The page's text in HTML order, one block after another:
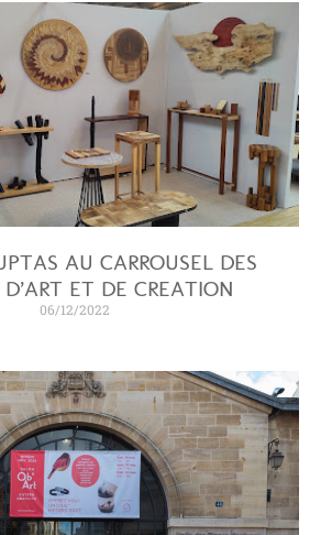
AU CARROUSEL DES
ET DE CREATION
06/12/2022